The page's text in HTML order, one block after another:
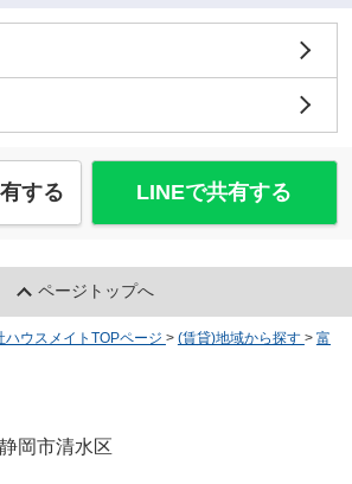
する LINEで共有する
ページトップへ
ウスメイトTOPページ > (賃貸)地域から探す > 富
静岡市清水区